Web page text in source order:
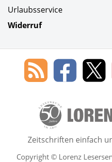
Urlaubsservice
Widerruf
Social Media
Blog
des
Leserservice
Lorenz
Zeitschriften einfach
Copyright © Lorenz